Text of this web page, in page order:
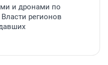
и дронами по
регионов